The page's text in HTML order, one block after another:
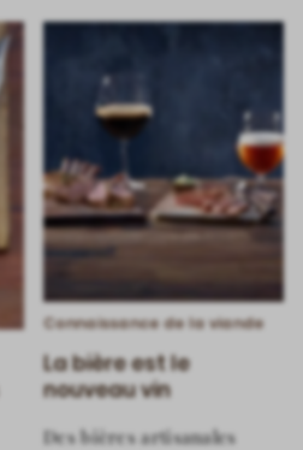
Connaissance de la viande
La bière est le
nouveau vin
Des bières artisanales